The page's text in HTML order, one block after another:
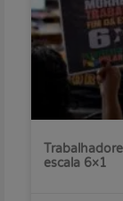
escala 6×1